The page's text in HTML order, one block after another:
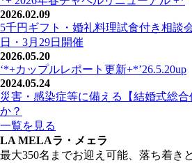
2026.02.09
5千円ギフト・婚礼料理試食付き相談
日・3月29日開催
2026.05.20
‘*+カップルレポート更新+*’26.5.20up
2024.05.24
災害・感染症等に備える【結婚式総
か？
一覧を見る
LA MELAラ・メェラ
最大350名までお迎え可能、落ち着き